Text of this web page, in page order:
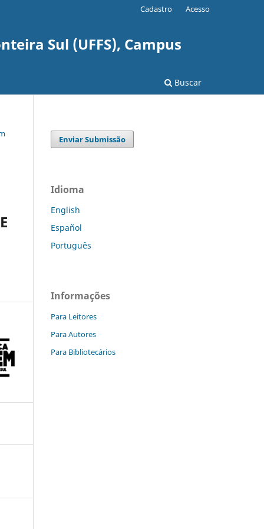
Sul (UFFS), Campus
Buscar
Cadastro Acesso
Enviar Submissão
Idioma
English
Español
Português
Informações
Para Leitores
Para Autores
Para Bibliotecários